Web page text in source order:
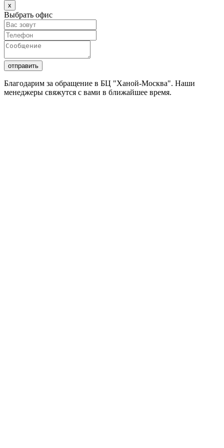
х
Выбрать офис
Благодарим за обращение в БЦ "Ханой-Москва". Наши
менеджеры свяжутся с вами в ближайшее время.